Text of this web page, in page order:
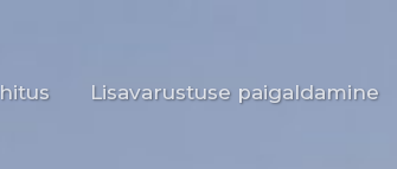
Lisavarustuse paigaldamine